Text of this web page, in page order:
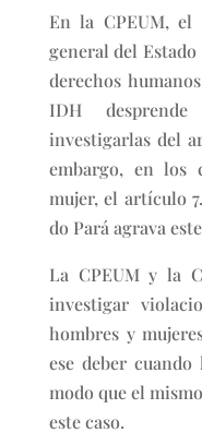
En la CPEUM, el
general del
derechos
IDH
investigarlas del
embargo, en los
mujer, el artículo
do Pará agrava
La CPEUM y la
investigar
hombres y
ese deber
modo que el
este caso.